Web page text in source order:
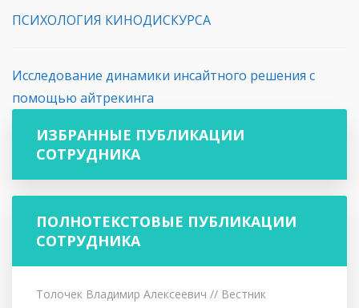
ПСИХОЛОГИЯ КИНОДИСКУРСА
Исследование динамики инсайтного решения с
помощью айтрекинга
ИЗБРАННЫЕ ПУБЛИКАЦИИ
СОТРУДНИКА
ПОЛНОТЕКСТОВЫЕ ПУБЛИКАЦИИ
СОТРУДНИКА
Толочек Владимир Алексеевич // Вестник